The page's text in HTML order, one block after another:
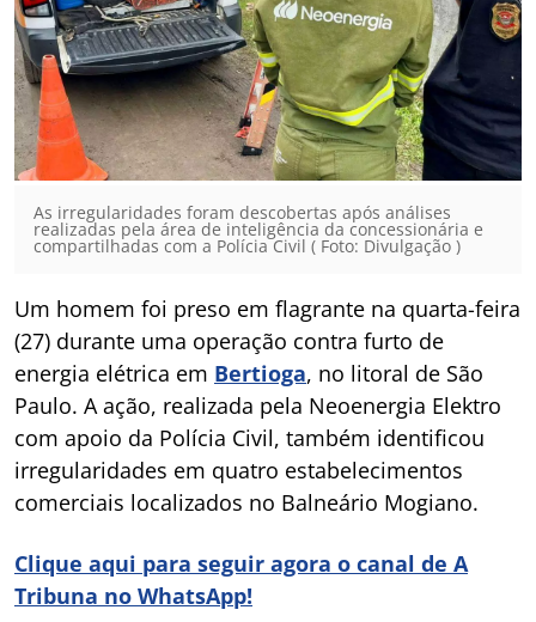
As irregularidades foram descobertas após análises
realizadas pela área de inteligência da concessionária e
compartilhadas com a Polícia Civil ( Foto: Divulgação )
Um homem foi preso em flagrante na quarta-feira
(27) durante uma operação contra furto de
energia elétrica em Bertioga, no litoral de São
Paulo. A ação, realizada pela Neoenergia Elektro
com apoio da Polícia Civil, também identificou
irregularidades em quatro estabelecimentos
comerciais localizados no Balneário Mogiano.
Clique aqui para seguir agora o canal de A
Tribuna no WhatsApp!